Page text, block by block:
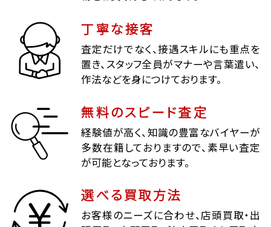
丁寧な接客
査定だけでなく、接遇スキルにも重点を
置き、スタッフ全員がマナーや言葉遣い、
作法などを身につけております。
無料のスピード査定
経験値が高く、知識の豊富なバイヤーが
多数在籍しておりますので、素早い査定
が可能となっております。
選べる買取方法
お客様のニーズに合わせ、店頭買取・出